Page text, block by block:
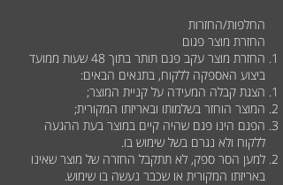
החלפות/החזרות
החזרת מוצר פגום
החזרת מוצר עקב פגם תותר בתוך 48 שעות ממועד
ביצוע האספקה ללקוח, בתנאים הבאים:
הצגת קבלה המעידה על קניית המוצר;
המוצר הוחזר בשלמותו ובאריזתו המקורית;
הפגם הינו פגם שהיה קיים במוצר בעת ההגעה
ללקוח ולא נגרם בשל שימוש בו.
למען הסר ספק, לא תתקבל החזרה של מוצר שאינו
באריזתו המקורית או שכבר נעשה בו שימוש.